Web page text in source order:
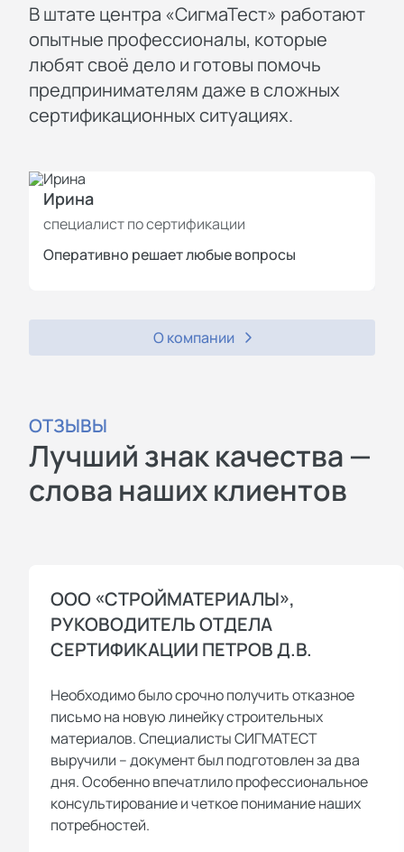
В штате центра «СигмаТест» работают
опытные профессионалы, которые
любят своё дело и готовы помочь
предпринимателям даже в сложных
сертификационных ситуациях.
Ирина
специалист по сертификации
Оперативно решает любые вопросы
О компании
ОТЗЫВЫ
Лучший знак качества —
слова наших клиентов
ООО «СТРОЙМАТЕРИАЛЫ»,
РУКОВОДИТЕЛЬ ОТДЕЛА
СЕРТИФИКАЦИИ ПЕТРОВ Д.В.
Необходимо было срочно получить отказное
письмо на новую линейку строительных
материалов. Специалисты СИГМАТЕСТ
выручили – документ был подготовлен за два
дня. Особенно впечатлило профессиональное
консультирование и четкое понимание наших
потребностей.